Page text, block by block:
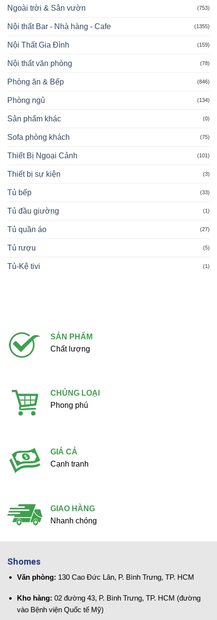
Ngoài trời & Sân vườn (753)
Nội thất Bar - Nhà hàng - Cafe (1355)
Nội Thất Gia Đình (159)
Nội thất văn phòng (78)
Phòng ăn & Bếp (846)
Phòng ngủ (134)
Sản phẩm khác (0)
Sofa phòng khách (75)
Thiết Bị Ngoại Cảnh (101)
Thiết bị sự kiện (3)
Tủ bếp (33)
Tủ đầu giường (1)
Tủ quần áo (27)
Tủ rượu (5)
Tủ-Kệ tivi (1)
SẢN PHẨM
Chất lượng
CHỦNG LOẠI
Phong phú
GIÁ CẢ
Cạnh tranh
GIAO HÀNG
Nhanh chóng
Shomes
Văn phòng: 130 Cao Đức Lân, P. Bình Trưng, TP. HCM
Kho hàng: 02 đường 43, P. Bình Trưng, TP. HCM (đường
vào Bệnh viện Quốc tế Mỹ)